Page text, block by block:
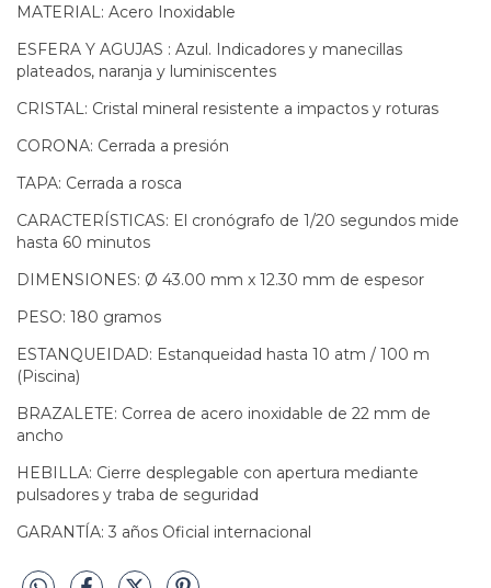
MATERIAL: Acero Inoxidable
ESFERA Y AGUJAS : Azul. Indicadores y manecillas
plateados, naranja y luminiscentes
CRISTAL: Cristal mineral resistente a impactos y roturas
CORONA: Cerrada a presión
TAPA: Cerrada a rosca
CARACTERÍSTICAS: El cronógrafo de 1/20 segundos mide
hasta 60 minutos
DIMENSIONES: Ø 43.00 mm x 12.30 mm de espesor
PESO: 180 gramos
ESTANQUEIDAD: Estanqueidad hasta 10 atm / 100 m
(Piscina)
BRAZALETE: Correa de acero inoxidable de 22 mm de
ancho
HEBILLA: Cierre desplegable con apertura mediante
pulsadores y traba de seguridad
GARANTÍA: 3 años Oficial internacional